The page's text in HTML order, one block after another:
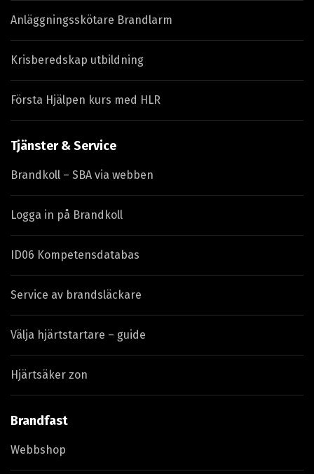
Anläggningsskötare Brandlarm
Krisberedskap utbildning
Första Hjälpen kurs med HLR
Tjänster & Service
Brandkoll – SBA via webben
Logga in på Brandkoll
ID06 Kompetensdatabas
Service av brandsläckare
Välja hjärtstartare – guide
Hjärtsäker zon
Brandfast
Webbshop